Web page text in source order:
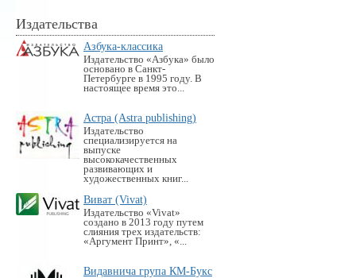
Издательства
Азбука-классика
Издательство «Азбука» было
основано в Санкт-
Петербурге в 1995 году. В
настоящее время это...
Астра (Astra publishing)
Издательство
специализируется на
выпуске
высококачественных
развивающих и
художественных книг...
Виват (Vivat)
Издательство «Vivat»
создано в 2013 году путем
слияния трех издательств:
«Аргумент Принт», «...
Видавнича група КМ-Букс